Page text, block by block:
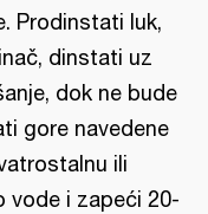
Prodinstati luk,
dinstati uz
dok ne bude
gore navedene
ili
vode i zapeći 20-